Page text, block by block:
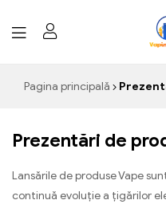
Pagina principală
Prezentări de
Lansările de produse Vape
continuă evoluție a țigărilor